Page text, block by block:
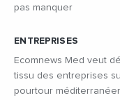
pas manquer
ENTREPRISES
Ecomnews Med veut
tissu des entreprises
pourtour